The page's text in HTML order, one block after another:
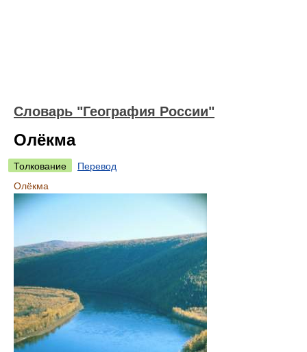
Словарь "География России"
Олёкма
Толкование
Перевод
Олёкма